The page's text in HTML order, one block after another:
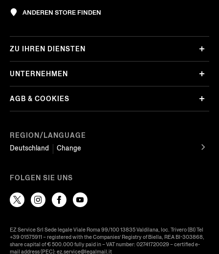
ANDEREN STORE FINDEN
REGION/LANGUAGE
Deutschland
Change
ZU IHREN DIENSTEN
UNTERNEHMEN
AGB & COOKIES
FOLGEN SIE UNS
EZ Service Srl Sede legale Viale Roma 99/100 13835 Valdilana, loc. Trivero (BI) Tel
+39 01575911 – registered with the Companies’ Registry of Biella, REA BI-303868,
share capital of € 500.000 fully paid in – VAT number: 02741720029 – certified e-
mail address (PEC): ez.service@legalmail.it